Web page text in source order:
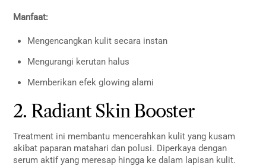
Manfaat:
Mengencangkan kulit secara instan
Mengurangi kerutan halus
Memberikan efek glowing alami
2. Radiant Skin Booster
Treatment ini membantu mencerahkan kulit yang kusam
akibat paparan matahari dan polusi. Diperkaya dengan
serum aktif yang meresap hingga ke dalam lapisan kulit.